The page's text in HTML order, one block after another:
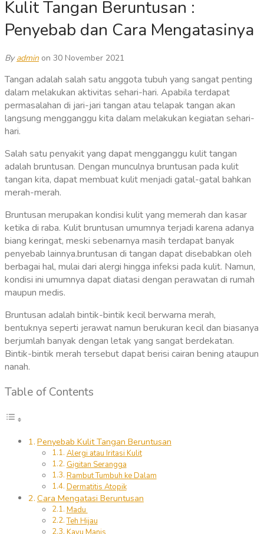
Kulit Tangan Beruntusan :
Penyebab dan Cara Mengatasinya
Byadmin on 30 November 2021
Tangan adalah salah satu anggota tubuh yang sangat penting
dalam melakukan aktivitas sehari-hari. Apabila terdapat
permasalahan di jari-jari tangan atau telapak tangan akan
langsung mengganggu kita dalam melakukan kegiatan sehari-
hari.
Salah satu penyakit yang dapat mengganggu kulit tangan
adalah bruntusan. Dengan munculnya bruntusan pada kulit
tangan kita, dapat membuat kulit menjadi gatal-gatal bahkan
merah-merah.
Bruntusan merupakan kondisi kulit yang memerah dan kasar
ketika di raba. Kulit bruntusan umumnya terjadi karena adanya
biang keringat, meski sebenarnya masih terdapat banyak
penyebab lainnya.bruntusan di tangan dapat disebabkan oleh
berbagai hal, mulai dari alergi hingga infeksi pada kulit. Namun,
kondisi ini umumnya dapat diatasi dengan perawatan di rumah
maupun medis.
Bruntusan adalah bintik-bintik kecil berwarna merah,
bentuknya seperti jerawat namun berukuran kecil dan biasanya
berjumlah banyak dengan letak yang sangat berdekatan.
Bintik-bintik merah tersebut dapat berisi cairan bening ataupun
nanah.
Table of Contents
Penyebab Kulit Tangan Beruntusan
Alergi atau Iritasi Kulit
Gigitan Serangga
Rambut Tumbuh ke Dalam
Dermatitis Atopik
Cara Mengatasi Beruntusan
Madu
Teh Hijau